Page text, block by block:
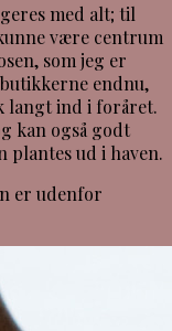
med alt; til
være centrum
som jeg er
endnu,
langt ind i foråret.
kan også godt
plantes ud i haven.
er udenfor